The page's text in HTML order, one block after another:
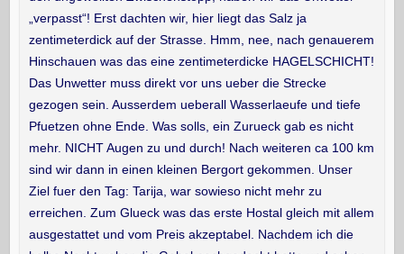
„verpasst“! Erst dachten wir, hier liegt das Salz ja
zentimeterdick auf der Strasse. Hmm, nee, nach genauerem
Hinschauen was das eine zentimeterdicke HAGELSCHICHT!
Das Unwetter muss direkt vor uns ueber die Strecke
gezogen sein. Ausserdem ueberall Wasserlaeufe und tiefe
Pfuetzen ohne Ende. Was solls, ein Zurueck gab es nicht
mehr. NICHT Augen zu und durch! Nach weiteren ca 100 km
sind wir dann in einen kleinen Bergort gekommen. Unser
Ziel fuer den Tag: Tarija, war sowieso nicht mehr zu
erreichen. Zum Glueck was das erste Hostal gleich mit allem
ausgestattet und vom Preis akzeptabel. Nachdem ich die